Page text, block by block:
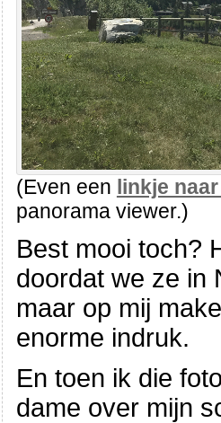
(Even een linkje
panorama viewer.)
Best mooi toch?
doordat we ze in
maar op mij
enorme indruk.
En toen ik die
dame over mijn